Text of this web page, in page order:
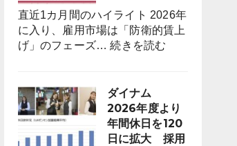
年
同
月
比
8,023
台
直近1カ月間のハイライト 2026年
に入り、雇用市場は「防衛的賃上
げ」のフェーズ…続きを読む
場
動
向
ダイナム
2026年度より
年間休日を120
日に拡大 採用